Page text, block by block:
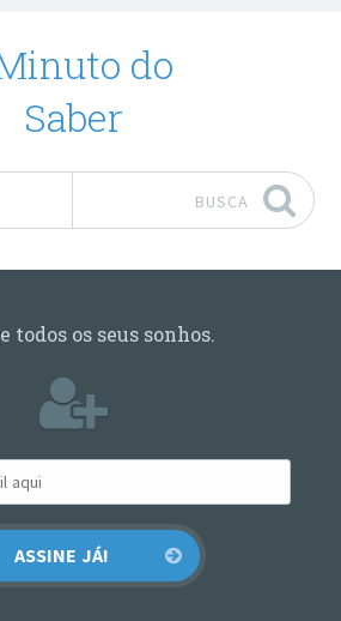
BUSCA
todos os seus sonhos.